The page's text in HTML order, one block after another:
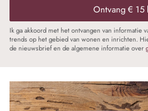
Ontvang € 15
Ik ga akkoord met het ontvangen van informatie
trends op het gebied van wonen en inrichten.
de nieuwsbrief en de algemene informatie over